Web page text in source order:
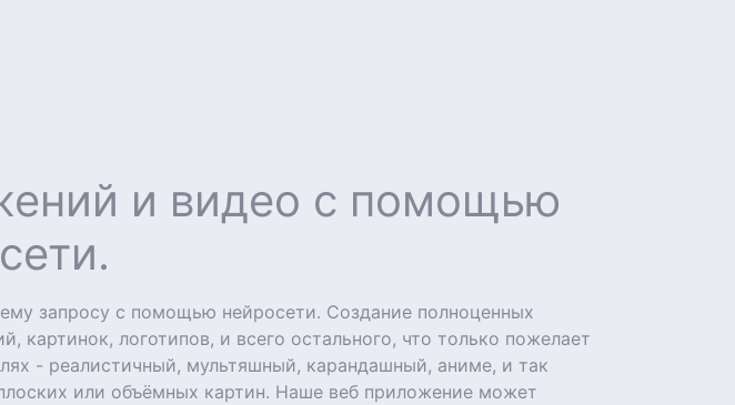
и видео с помощью
запросу с помощью нейросети. Создание полноценных
картинок, логотипов, и всего остального, что только пожелает
- реалистичный, мультяшный, карандашный, аниме, и так
или объёмных картин. Наше веб приложение может